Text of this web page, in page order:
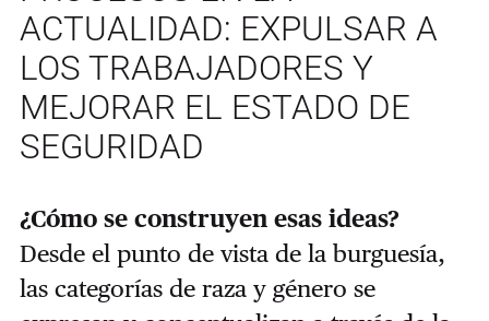
ACTUALIDAD: EXPULSAR A
LOS TRABAJADORES Y
MEJORAR EL ESTADO DE
SEGURIDAD
¿Cómo se construyen esas ideas?
Desde el punto de vista de la burguesía,
las categorías de raza y género se